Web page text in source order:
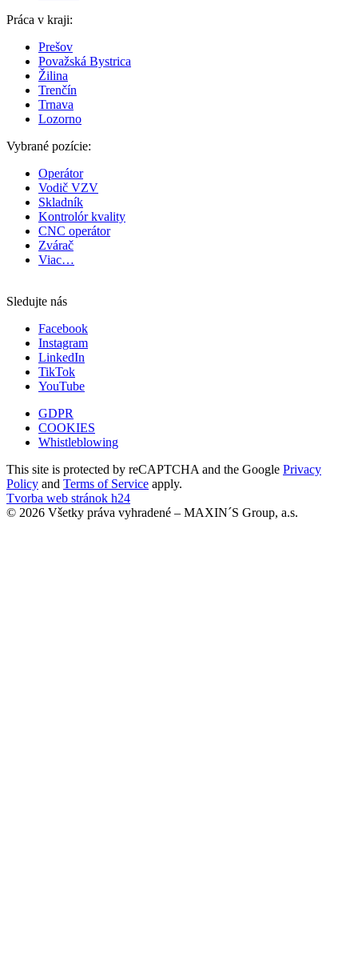
Práca v kraji:
Prešov
Považská Bystrica
Žilina
Trenčín
Trnava
Lozorno
Vybrané pozície:
Operátor
Vodič VZV
Skladník
Kontrolór kvality
CNC operátor
Zvárač
Viac…
Sledujte nás
Facebook
Instagram
LinkedIn
TikTok
YouTube
GDPR
COOKIES
Whistleblowing
This site is protected by reCAPTCHA and the Google Privacy
Policy and Terms of Service apply.
Tvorba web stránok h24
© 2026 Všetky práva vyhradené – MAXIN´S Group, a.s.